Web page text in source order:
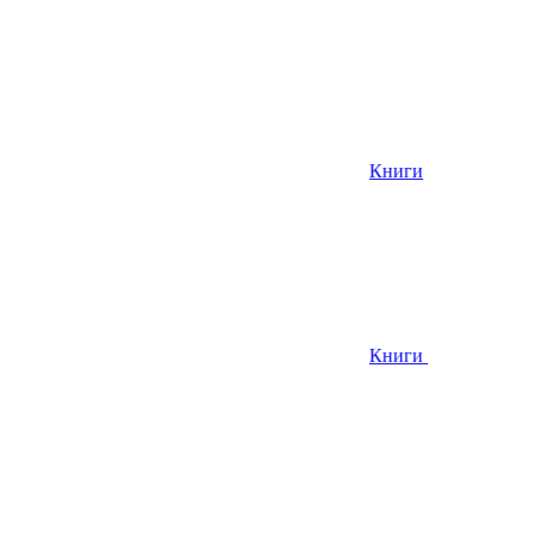
Книги
Книги